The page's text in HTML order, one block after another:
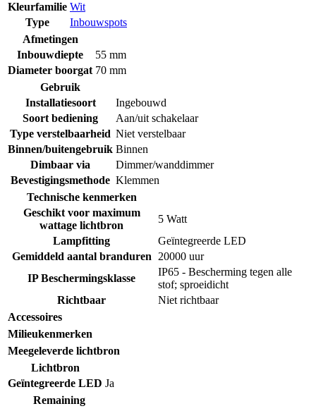
Kleurfamilie Wit
Type
Inbouwspots
Afmetingen
Inbouwdiepte
55 mm
Diameter boorgat 70 mm
Gebruik
Installatiesoort
Ingebouwd
Soort bediening
Aan/uit schakelaar
Type verstelbaarheid Niet verstelbaar
Binnen/buitengebruik Binnen
Dimbaar via
Dimmer/wanddimmer
Bevestigingsmethode Klemmen
Technische kenmerken
Geschikt voor maximum
wattage lichtbron
5 Watt
Lampfitting
Geïntegreerde LED
Gemiddeld aantal branduren
20000 uur
IP Beschermingsklasse
IP65 - Bescherming tegen alle
stof; sproeidicht
Richtbaar
Niet richtbaar
Accessoires
Milieukenmerken
Meegeleverde lichtbron
Lichtbron
Geïntegreerde LED Ja
Remaining